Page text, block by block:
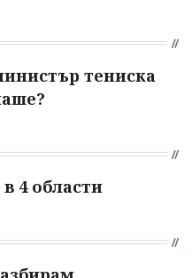
тениска
4 области